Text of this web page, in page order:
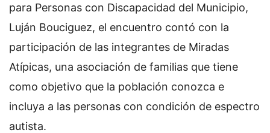
para Personas con Discapacidad del Municipio,
Luján Bouciguez, el encuentro contó con la
participación de las integrantes de Miradas
Atípicas, una asociación de familias que tiene
como objetivo que la población conozca e
incluya a las personas con condición de espectro
autista.